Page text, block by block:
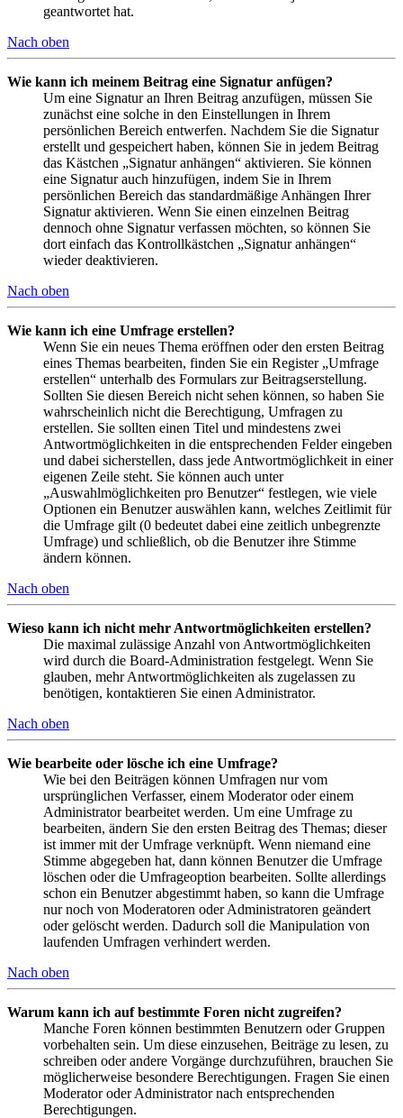
geantwortet hat.
Nach oben
Wie kann ich meinem Beitrag eine Signatur anfügen?
Um eine Signatur an Ihren Beitrag anzufügen, müssen Sie
zunächst eine solche in den Einstellungen in Ihrem
persönlichen Bereich entwerfen. Nachdem Sie die Signatur
erstellt und gespeichert haben, können Sie in jedem Beitrag
das Kästchen „Signatur anhängen“ aktivieren. Sie können
eine Signatur auch hinzufügen, indem Sie in Ihrem
persönlichen Bereich das standardmäßige Anhängen Ihrer
Signatur aktivieren. Wenn Sie einen einzelnen Beitrag
dennoch ohne Signatur verfassen möchten, so können Sie
dort einfach das Kontrollkästchen „Signatur anhängen“
wieder deaktivieren.
Nach oben
Wie kann ich eine Umfrage erstellen?
Wenn Sie ein neues Thema eröffnen oder den ersten Beitrag
eines Themas bearbeiten, finden Sie ein Register „Umfrage
erstellen“ unterhalb des Formulars zur Beitragserstellung.
Sollten Sie diesen Bereich nicht sehen können, so haben Sie
wahrscheinlich nicht die Berechtigung, Umfragen zu
erstellen. Sie sollten einen Titel und mindestens zwei
Antwortmöglichkeiten in die entsprechenden Felder eingeben
und dabei sicherstellen, dass jede Antwortmöglichkeit in einer
eigenen Zeile steht. Sie können auch unter
„Auswahlmöglichkeiten pro Benutzer“ festlegen, wie viele
Optionen ein Benutzer auswählen kann, welches Zeitlimit für
die Umfrage gilt (0 bedeutet dabei eine zeitlich unbegrenzte
Umfrage) und schließlich, ob die Benutzer ihre Stimme
ändern können.
Nach oben
Wieso kann ich nicht mehr Antwortmöglichkeiten erstellen?
Die maximal zulässige Anzahl von Antwortmöglichkeiten
wird durch die Board-Administration festgelegt. Wenn Sie
glauben, mehr Antwortmöglichkeiten als zugelassen zu
benötigen, kontaktieren Sie einen Administrator.
Nach oben
Wie bearbeite oder lösche ich eine Umfrage?
Wie bei den Beiträgen können Umfragen nur vom
ursprünglichen Verfasser, einem Moderator oder einem
Administrator bearbeitet werden. Um eine Umfrage zu
bearbeiten, ändern Sie den ersten Beitrag des Themas; dieser
ist immer mit der Umfrage verknüpft. Wenn niemand eine
Stimme abgegeben hat, dann können Benutzer die Umfrage
löschen oder die Umfrageoption bearbeiten. Sollte allerdings
schon ein Benutzer abgestimmt haben, so kann die Umfrage
nur noch von Moderatoren oder Administratoren geändert
oder gelöscht werden. Dadurch soll die Manipulation von
laufenden Umfragen verhindert werden.
Nach oben
Warum kann ich auf bestimmte Foren nicht zugreifen?
Manche Foren können bestimmten Benutzern oder Gruppen
vorbehalten sein. Um diese einzusehen, Beiträge zu lesen, zu
schreiben oder andere Vorgänge durchzuführen, brauchen Sie
möglicherweise besondere Berechtigungen. Fragen Sie einen
Moderator oder Administrator nach entsprechenden
Berechtigungen.